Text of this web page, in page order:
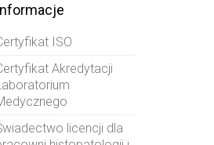
ISO
Akredytacji
licencji dla